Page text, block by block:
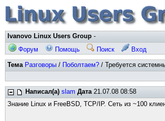
Ivanovo Linux Users Group -
Форум
Помощь Поиск Вход
Тема Разговоры / Поболтаем? / Требуется
Написал(а) slam Дата21.07.08 08:58
Знание Linux и FreeBSD, TCP/IP. Сеть из ~100